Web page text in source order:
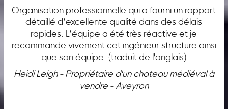
Organisation professionnelle qui a fourni un rapport
détaillé d’excellente qualité dans des délais
rapides. L’équipe a été très réactive et je
recommande vivement cet ingénieur structure ainsi
que son équipe. (traduit de l'anglais)
Heidi Leigh - Propriétaire d'un chateau médiéval à
vendre - Aveyron